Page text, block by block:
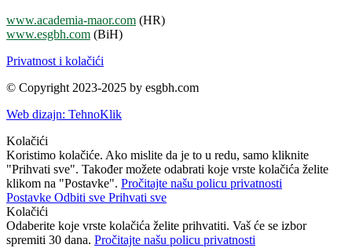
www.academia-maor.com (HR)
www.esgbh.com (BiH)
Privatnost i kolačići
© Copyright 2023-2025 by esgbh.com
Web dizajn: TehnoKlik
Kolačići
Koristimo kolačiće. Ako mislite da je to u redu, samo kliknite
"Prihvati sve". Također možete odabrati koje vrste kolačića želite
klikom na "Postavke". Pročitajte našu policu privatnosti
Postavke Odbiti sve Prihvati sve
Kolačići
Odaberite koje vrste kolačića želite prihvatiti. Vaš će se izbor
spremiti 30 dana. Pročitajte našu policu privatnosti